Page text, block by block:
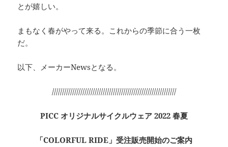
とが嬉しい。
まもなく春がやって来る。これからの季節に合う一枚
だ。
以下、メーカーNewsとなる。
/////////////////////////////////////////////////////////////
PICC オリジナルサイクルウェア 2022 春夏
「COLORFUL RIDE」受注販売開始のご案内